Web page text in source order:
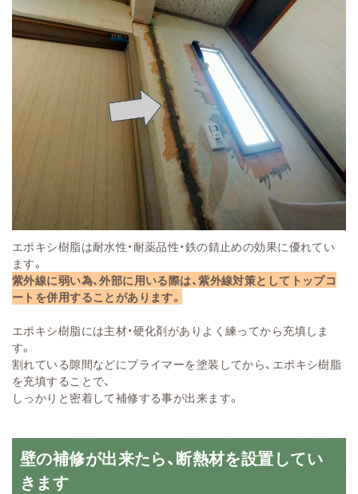
エポキシ樹脂は耐水性・耐薬品性・鉄の錆止めの効果に優れてい
ます。
紫外線に弱い為、外部に用いる際は、紫外線対策としてトップコ
ートを併用することがあります。
エポキシ樹脂には主材・硬化剤がありよく練ってから充填しま
す。
割れている隙間などにプライマーを塗装してから、エポキシ樹脂
を充填することで、
しっかりと密着して補修する事が出来ます。
壁の補修が出来たら、断熱材を設置してい
きます